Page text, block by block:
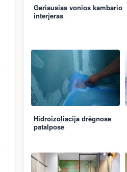
Geriausias vonios kambario
interjeras
Hidroizoliacija drėgnose
patalpose